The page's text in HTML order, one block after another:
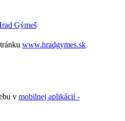
www.hradgymes.sk
v mobilnej aplikácii -